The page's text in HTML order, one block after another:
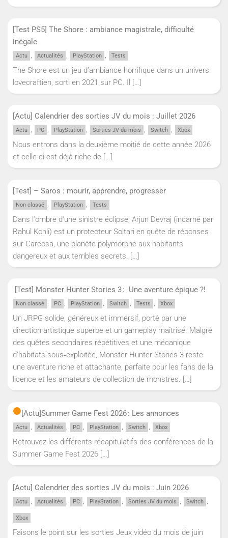
[Test PS5] The Shore : ambiance magistrale, difficulté
inégale
Actu Actualités PlayStation Tests
The Shore est un jeu d’ambiance horrifique dans un univers
lovecraftien, sorti en 2021 sur PC. Il […]
[Actu] Calendrier des sorties JV du mois : Juillet 2026
Actu , PC , PlayStation , Sorties JV du mois , Switch , Xbox
Nous entrons dans la deuxième moitié de cette année 2026
et celle-ci est déjà riche de […]
[Test] – Saros : mourir, apprendre, progresser
Non classé PlayStation Tests
Dans l'ombre d'une sinistre éclipse, Arjun Devraj (incarné par
Rahul Kohli) est un protecteur Soltari en quête de réponses
sur Carcosa, une planète polymorphe aux habitants
dangereux et aux terribles secrets.
[…]
[Test] Monster Hunter Stories 3 : Une aventure épique ?!
Non classé , PC , PlayStation , Switch , Tests , Xbox
Un JRPG solide, généreux et immersif, porté par une
direction artistique superbe et un gameplay maîtrisé. Malgré
des quêtes secondaires répétitives et une mécanique
d’habitats sous‑exploitée, Monster Hunter Stories 3 reste
une aventure riche et attachante, parfaite pour les fans de la
licence et les amateurs de collection de monstres. […]
[Actu]Summer Game Fest 2026 : Les annonces
Actu Actualités PC PlayStation Switch Xbox
Retrouvez les différents récapitulatifs des conférences de la
Summer Game Fest 2026 […]
[Actu] Calendrier des sorties JV du mois : Juin 2026
Actu , Actualités , PC , PlayStation , Sorties JV du mois , Switch ,
Xbox
Faisons le point sur les sorties Jeux vidéo du mois de juin